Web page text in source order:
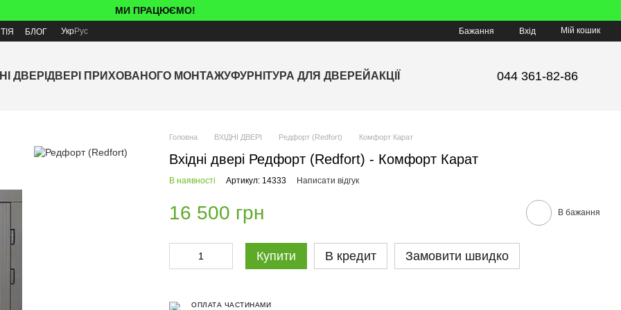
МИ ПРАЦЮЄМО!
БЛОГ УкрРус Бажання Вхід Мій кошик
ДВЕРІ ДВЕРІ ПРИХОВАНОГО МОНТАЖУФУРНІТУРА ДЛЯ ДВЕРЕЙ АКЦІЇ 044 361-82-86
Головна ВХІДНІ ДВЕРІ Редфорт (Redfort) Комфорт Карат
Вхідні двері Редфорт (Redfort) - Комфорт Карат
В наявності Артикул: 14333 Написати відгук
16 500 грн В бажання
Купити В кредит Замовити швидко
ОПЛАТА ЧАСТИНАМИ